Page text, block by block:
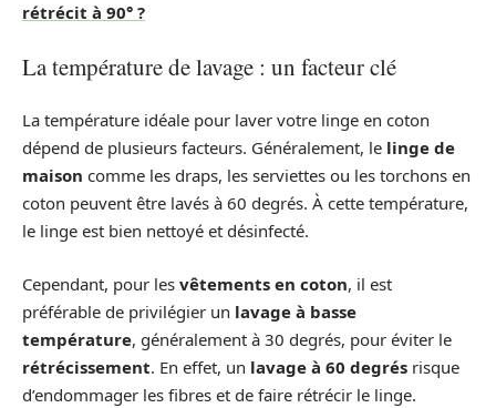
rétrécit à 90° ?
La température de lavage : un facteur clé
La température idéale pour laver votre linge en coton
dépend de plusieurs facteurs. Généralement, le linge de
maison comme les draps, les serviettes ou les torchons en
coton peuvent être lavés à 60 degrés. À cette température,
le linge est bien nettoyé et désinfecté.
Cependant, pour les vêtements en coton, il est
préférable de privilégier un lavage à basse
température, généralement à 30 degrés, pour éviter le
rétrécissement. En effet, un lavage à 60 degrés risque
d’endommager les fibres et de faire rétrécir le linge.